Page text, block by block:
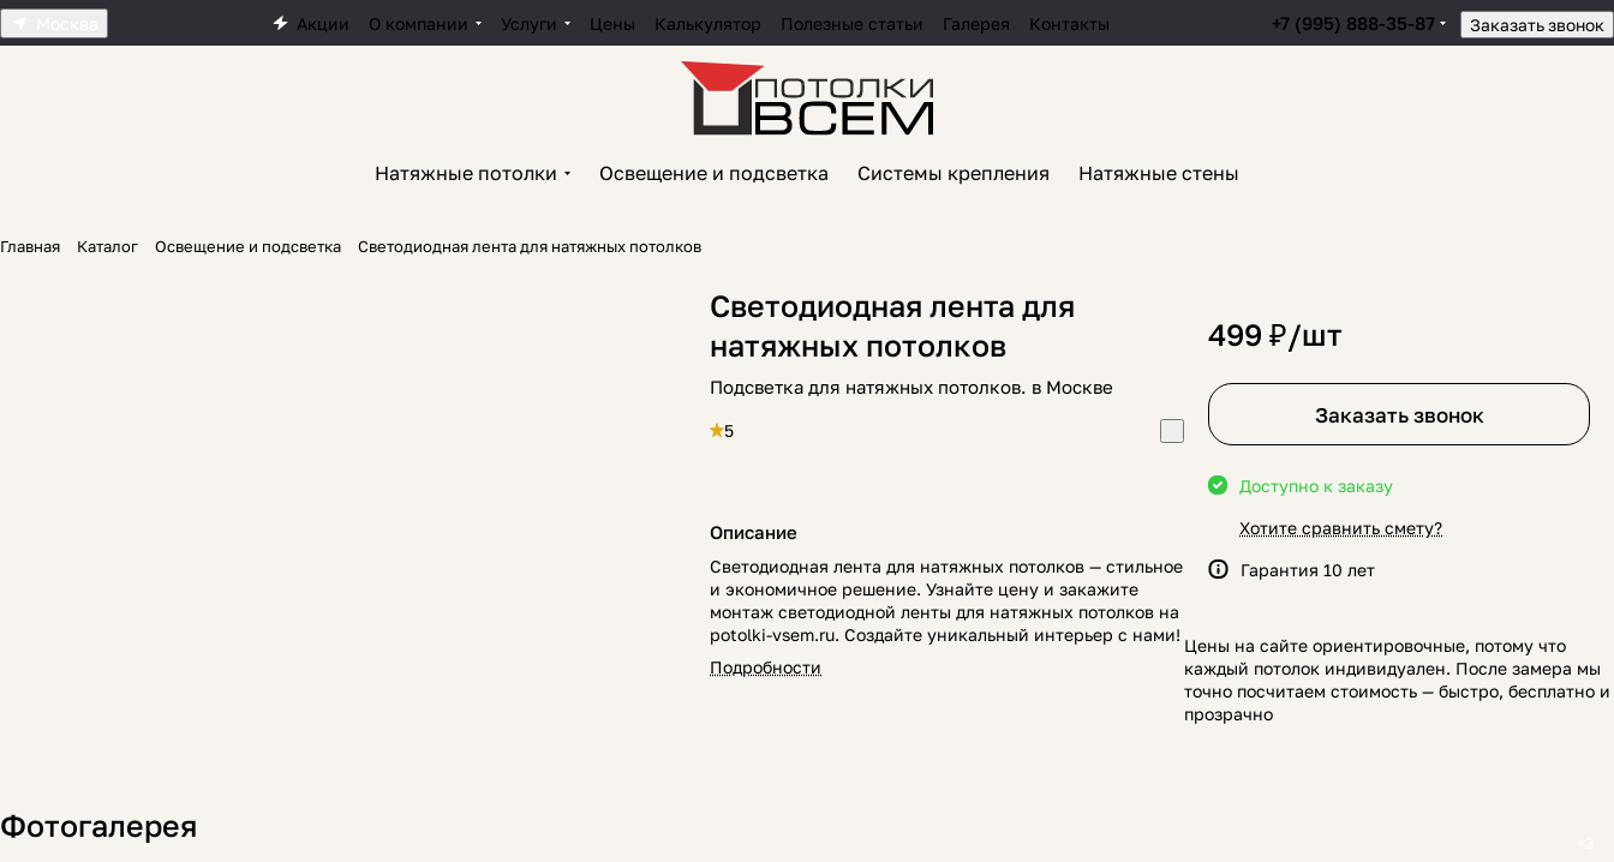
Акции О компании Услуги Цены Калькулятор Полезные статьи Галерея Контакты +7 (995) 888-35-87 Заказать звонок
Натяжные потолки Освещение и подсветка Системы крепления Натяжные стены
Главная Каталог Освещение и подсветка Светодиодная лента для натяжных потолков
Светодиодная лента для
натяжных потолков
Подсветка для натяжных потолков. в Москве
5
Описание
Светодиодная лента для натяжных потолков — стильное
и экономичное решение. Узнайте цену и закажите
монтаж светодиодной ленты для натяжных потолков на
potolki-vsem.ru. Создайте уникальный интерьер с нами!
Подробности
499 ₽/шт
Заказать звонок
Доступно к заказу
Хотите сравнить смету?
Гарантия 10 лет
Цены на сайте ориентировочные, потому что
каждый потолок индивидуален. После замера мы
точно посчитаем стоимость — быстро, бесплатно и
прозрачно
Фотогалерея